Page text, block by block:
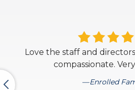
Love the staff and
compassionate.
Enrolled